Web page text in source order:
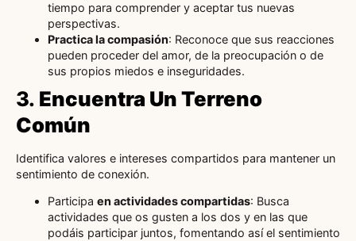
tiempo para comprender y aceptar tus nuevas
perspectivas.
Practica la compasión: Reconoce que sus reacciones
pueden proceder del amor, de la preocupación o de
sus propios miedos e inseguridades.
3. Encuentra Un Terreno
Común
Identifica valores e intereses compartidos para mantener un
sentimiento de conexión.
Participa en actividades compartidas: Busca
actividades que os gusten a los dos y en las que
podáis participar juntos, fomentando así el sentimiento